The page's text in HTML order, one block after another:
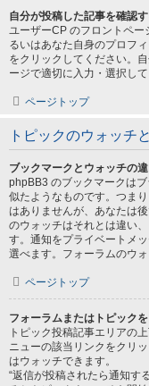
自分が投稿した記事を確認
ユーザーCP のフロントペー
るいはあなた自身のプロフ
をクリックしてください。
ージで適切に入力・選択して
ページトップ
トピックのウォッチ
ブックマークとウォッチの
phpBB3 のブックマークは
似たようなものです。つま
はありませんが、あなたは
のウォッチはそれとは違い
す。通知をプライベートメ
選べます。フォーラムのウ
ページトップ
フォーラムまたはトピック
トピック投稿記事エリアの
ニューの該当リンクをクリ
はウォッチできます。
“返信が投稿されたら通知す